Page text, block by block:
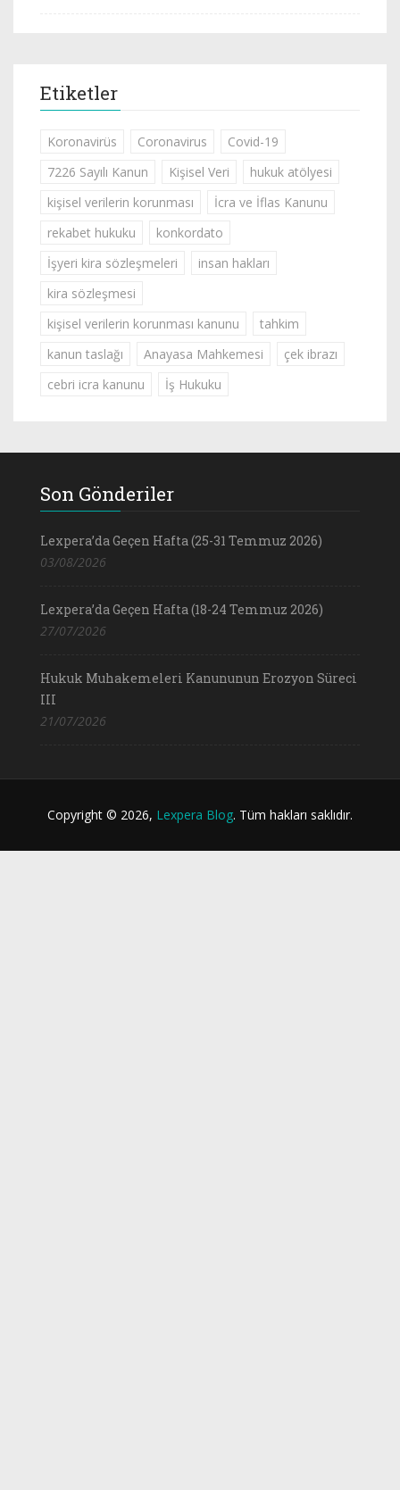
Etiketler
Koronavirüs Coronavirus
Covid-19
7226 Sayılı Kanun
Kişisel Veri
hukuk atölyesi
kişisel verilerin korunması
İcra ve İflas Kanunu
rekabet hukuku
konkordato
İşyeri kira sözleşmeleri
insan hakları
kira sözleşmesi
kişisel verilerin korunması kanunu
tahkim
kanun taslağı
Anayasa Mahkemesi
çek ibrazı
cebri icra kanunu
İş Hukuku
Son Gönderiler
Lexpera’da Geçen Hafta (25-31 Temmuz 2026)
03/08/2026
Lexpera’da Geçen Hafta (18-24 Temmuz 2026)
27/07/2026
Hukuk Muhakemeleri Kanununun Erozyon Süreci
III
21/07/2026
Copyright © 2026, Lexpera Blog. Tüm hakları saklıdır.